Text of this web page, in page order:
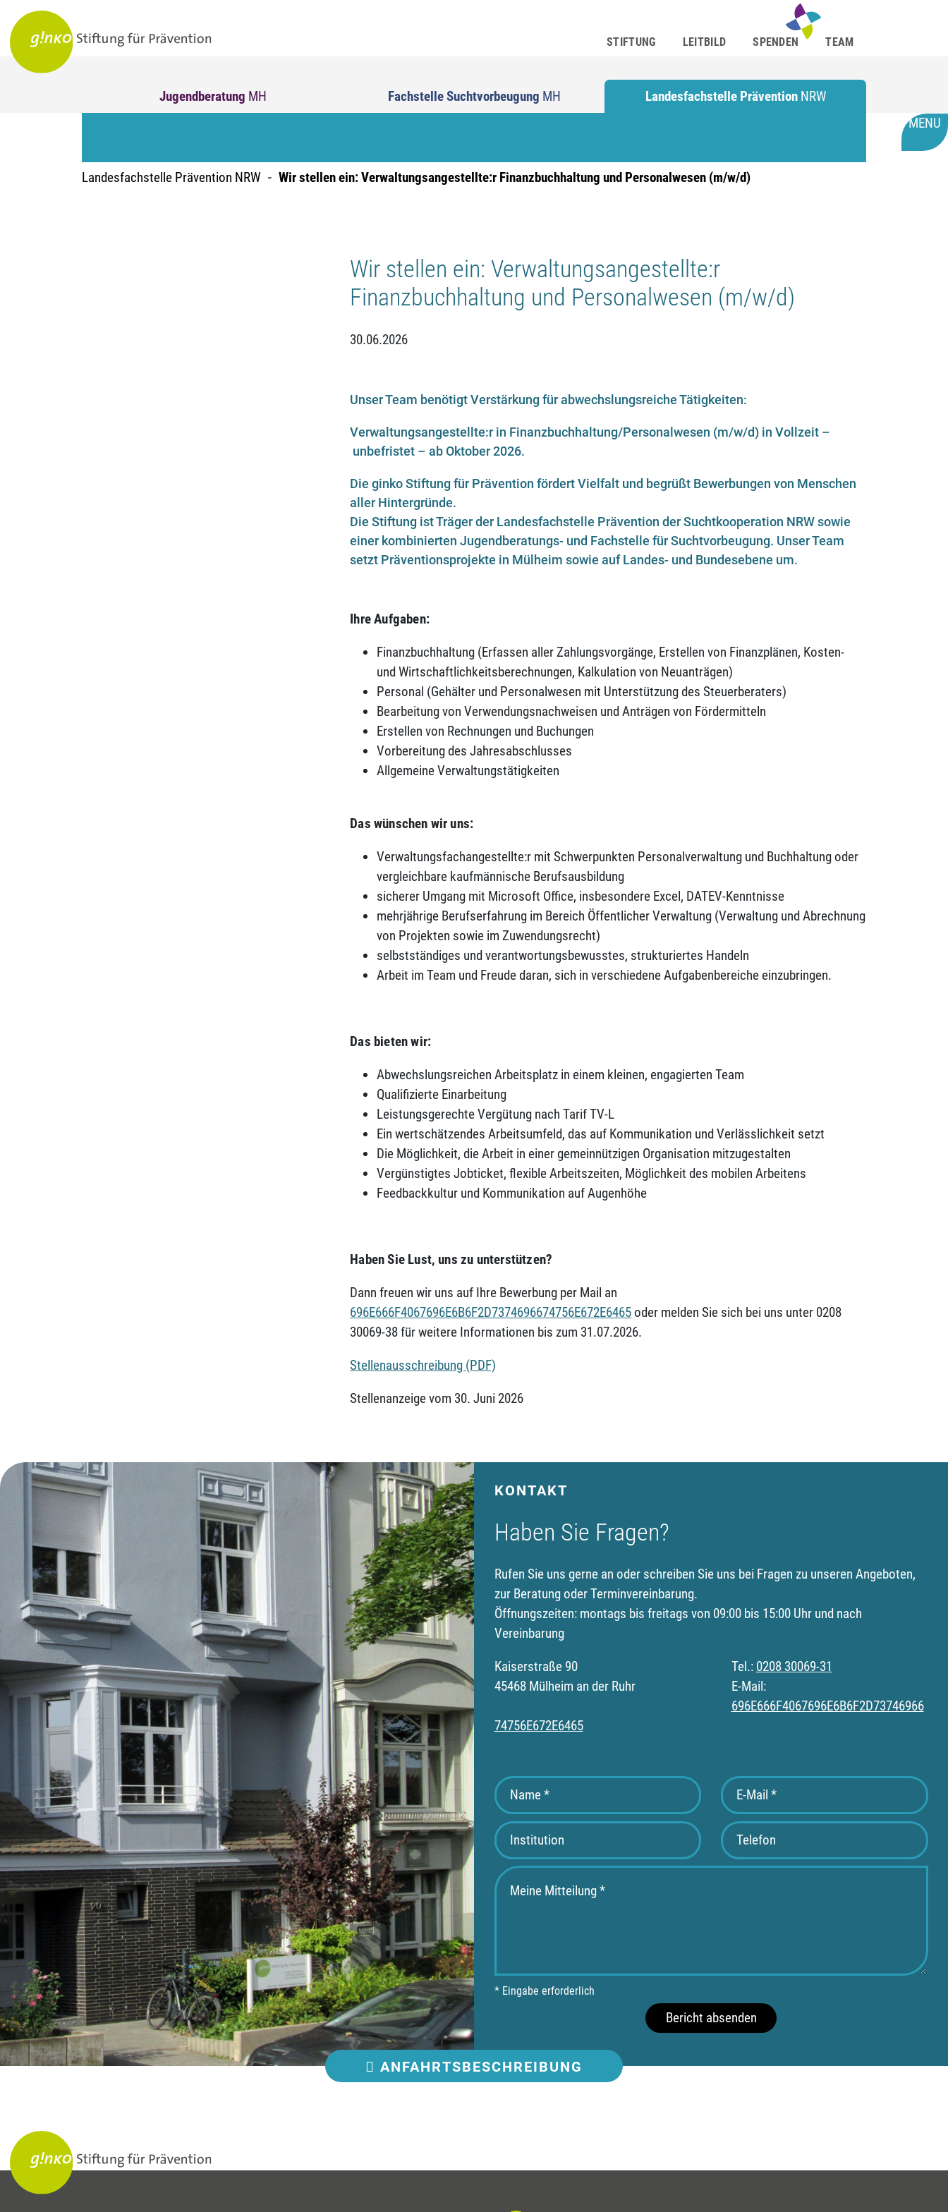
STIFTUNG LEITBILD SPENDEN TEAM
Jugendberatung MH Fachstelle Suchtvorbeugung MH Landesfachstelle Prävention NRW
Landesfachstelle Prävention NRW Wir stellen ein: Verwaltungsangestellte:r Finanzbuchhaltung und Personalwesen (m/w/d)
MENU
Wir stellen ein: Verwaltungsangestellte:r
Finanzbuchhaltung und Personalwesen (m/w/d)
30.06.2026
Unser Team benötigt Verstärkung für abwechslungsreiche Tätigkeiten:
Verwaltungsangestellte:r in Finanzbuchhaltung/Personalwesen (m/w/d) in Vollzeit –
unbefristet – ab Oktober 2026.
Die ginko Stiftung für Prävention fördert Vielfalt und begrüßt Bewerbungen von Menschen
aller Hintergründe.
Die Stiftung ist Träger der Landesfachstelle Prävention der Suchtkooperation NRW sowie
einer kombinierten Jugendberatungs- und Fachstelle für Suchtvorbeugung. Unser Team
setzt Präventionsprojekte in Mülheim sowie auf Landes- und Bundesebene um.
Ihre Aufgaben:
Finanzbuchhaltung (Erfassen aller Zahlungsvorgänge, Erstellen von Finanzplänen, Kosten-
und Wirtschaftlichkeitsberechnungen, Kalkulation von Neuanträgen)
Personal (Gehälter und Personalwesen mit Unterstützung des Steuerberaters)
Bearbeitung von Verwendungsnachweisen und Anträgen von Fördermitteln
Erstellen von Rechnungen und Buchungen
Vorbereitung des Jahresabschlusses
Allgemeine Verwaltungstätigkeiten
Das wünschen wir uns:
Verwaltungsfachangestellte:r mit Schwerpunkten Personalverwaltung und Buchhaltung oder
vergleichbare kaufmännische Berufsausbildung
sicherer Umgang mit Microsoft Office, insbesondere Excel, DATEV-Kenntnisse
mehrjährige Berufserfahrung im Bereich Öffentlicher Verwaltung (Verwaltung und Abrechnung
von Projekten sowie im Zuwendungsrecht)
selbstständiges und verantwortungsbewusstes, strukturiertes Handeln
Arbeit im Team und Freude daran, sich in verschiedene Aufgabenbereiche einzubringen.
Das bieten wir:
Abwechslungsreichen Arbeitsplatz in einem kleinen, engagierten Team
Qualifizierte Einarbeitung
Leistungsgerechte Vergütung nach Tarif TV-L
Ein wertschätzendes Arbeitsumfeld, das auf Kommunikation und Verlässlichkeit setzt
Die Möglichkeit, die Arbeit in einer gemeinnützigen Organisation mitzugestalten
Vergünstigtes Jobticket, flexible Arbeitszeiten, Möglichkeit des mobilen Arbeitens
Feedbackkultur und Kommunikation auf Augenhöhe
Haben Sie Lust, uns zu unterstützen?
Dann freuen wir uns auf Ihre Bewerbung per Mail an
696E666F4067696E6B6F2D7374696674756E672E6465oder melden Sie sich bei uns unter 0208
30069-38 für weitere Informationen bis zum 31.07.2026.
Stellenausschreibung (PDF)
Stellenanzeige vom 30. Juni 2026
KONTAKT
Haben Sie Fragen?
Rufen Sie uns gerne an oder schreiben Sie uns bei Fragen zu unseren Angeboten,
zur Beratung oder Terminvereinbarung.
Öffnungszeiten: montags bis freitags von 09:00 bis 15:00 Uhr und nach
Vereinbarung
Kaiserstraße 90
45468 Mülheim an der Ruhr
Tel.: 0208 30069-31
E-Mail:
696E666F4067696E6B6F2D73746966
74756E672E6465
* Eingabe erforderlich
Bericht absenden
ANFAHRTSBESCHREIBUNG